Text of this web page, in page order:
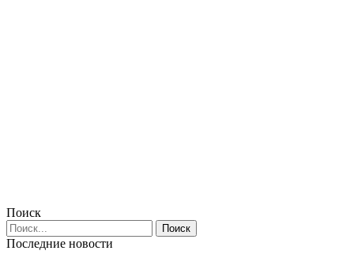
Поиск
Последние новости